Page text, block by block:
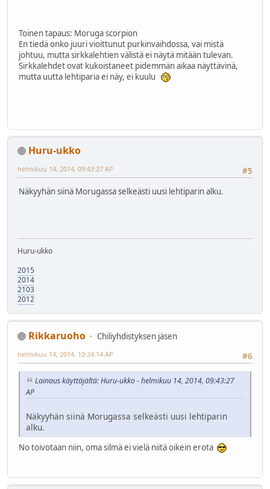
Toinen tapaus: Moruga scorpion
En tiedä onko juuri vioittunut purkinvaihdossa, vai mistä
johtuu, mutta sirkkalehtien välistä ei näytä mitään tulevan.
Sirkkalehdet ovat kukoistaneet pidemmän aikaa näyttävinä,
mutta uutta lehtiparia ei näy, ei kuulu
Huru-ukko
#5
helmikuu 14, 2014, 09:43:27 AP
Näkyyhän siinä Morugassa selkeästi uusi lehtiparin alku.
Huru-ukko
2015
2014
2103
2012
Rikkaruoho
Chiliyhdistyksen jäsen
#6
helmikuu 14, 2014, 10:24:14 AP
Lainaus käyttäjältä: Huru-ukko - helmikuu 14, 2014, 09:43:27
AP
Näkyyhän siinä Morugassa selkeästi uusi lehtiparin
alku.
No toivotaan niin, oma silmä ei vielä niitä oikein erota